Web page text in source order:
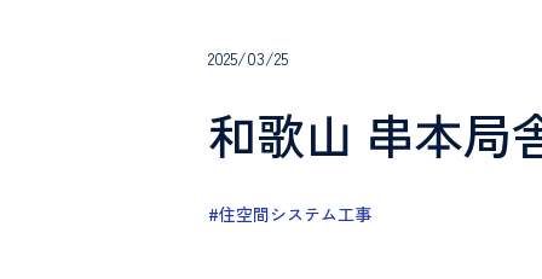
2025/03/25
和歌山 串本局
#住空間システム工事